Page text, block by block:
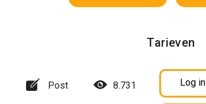
Tarieven
Post 8.731 Log in